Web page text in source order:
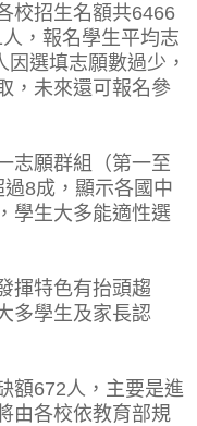
校招生名額共6466
，報名學生平均志
選填志願數過少，
，未來還可報名參
志願群組（第一至
8成，顯示各國中
學生大多能適性選
揮特色有抬頭趨
多學生及家長認
額672人，主要是進
由各校依教育部規